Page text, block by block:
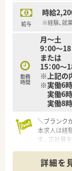
■ベテラン
フが活躍中
方が活躍し
■チームワ
める方が多
給与
時給
※経験、就
勤務
時間
月～土
9：00～
または
15：00～
※上記の
※実働6
実働6
実働8
＼ブランク
本求人は経
す。正社員
＊
詳細を